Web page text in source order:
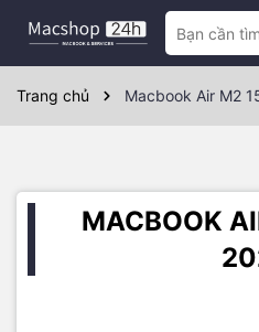
Trang chủ Macbook Air M2
MACBOOK